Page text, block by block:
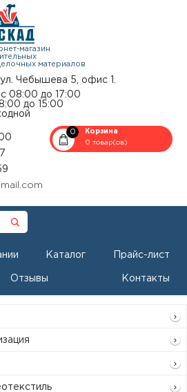
магазин
материалов
Чебышева 5, офис 1.
с 08:00 до 17:00
до 15:00
0
Корзина
0 товар(ов)
Каталог Прайс-лист
Отзывы Контакты